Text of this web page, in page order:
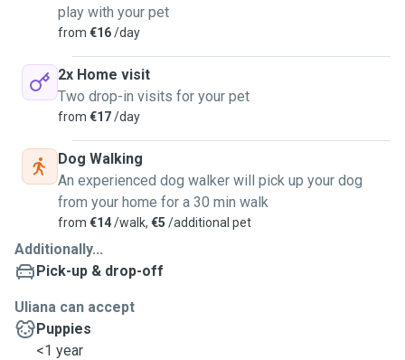
play with your pet
from €16/day
2x Home visit
Two drop-in visits for your pet
from €17/day
Dog Walking
An experienced dog walker will pick up your dog
from your home for a 30 min walk
from €14/walk, €5 /additional pet
Additionally...
Pick-up & drop-off
Uliana can accept
Puppies
<1 year